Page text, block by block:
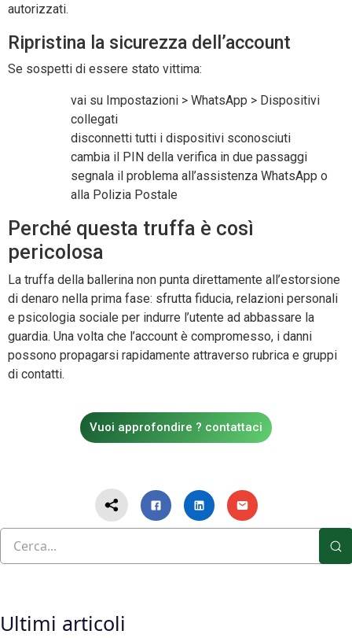
autorizzati.
Ripristina la sicurezza dell’account
Se sospetti di essere stato vittima:
vai su Impostazioni > WhatsApp > Dispositivi
collegati
disconnetti tutti i dispositivi sconosciuti
cambia il PIN della verifica in due passaggi
segnala il problema all’assistenza WhatsApp o
alla Polizia Postale
Perché questa truffa è così
pericolosa
La truffa della ballerina non punta direttamente all’estorsione
di denaro nella prima fase: sfrutta fiducia, relazioni personali
e psicologia sociale per indurre l’utente ad abbassare la
guardia. Una volta che l’account è compromesso, i danni
possono propagarsi rapidamente attraverso rubrica e gruppi
di contatti.
Vuoi approfondire ? contattaci
Ultimi articoli